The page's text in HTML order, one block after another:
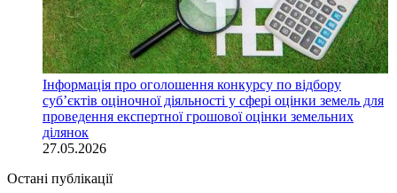
Інформація про оголошення конкурсу по відбору
суб’єктів оціночної діяльності у сфері оцінки земель для
проведення експертної грошової оцінки земельних
ділянок
27.05.2026
Остані публікації